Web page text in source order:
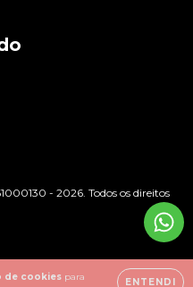
de cookies para
ENTENDI
- 2026. Todos os direitos